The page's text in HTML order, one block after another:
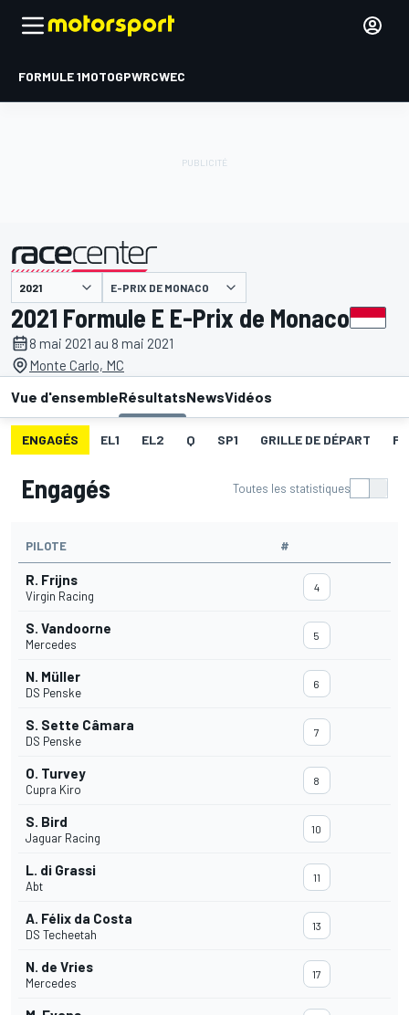
FORMULE 1MOTOGPWRCWEC
présenté par E-PRIX DE MONACO
2021 Formule E E-Prix de Monaco
8 mai 2021 au 8 mai 2021
Monte Carlo, MC
Vue d'ensembleRésultatsNewsVidéos
ENGAGÉS EL1 EL2 Q SP1 GRILLE DE DÉPART
Engagés Toutes les statistiques
PILOTE #
R. Frijns
Virgin Racing
4
S. Vandoorne
Mercedes
5
N. Müller
DS Penske
6
S. Sette Câmara
DS Penske
7
O. Turvey
Cupra Kiro
8
S. Bird
Jaguar Racing
10
L. di Grassi
Abt
11
A. Félix da Costa
DS Techeetah
13
N. de Vries
Mercedes
17